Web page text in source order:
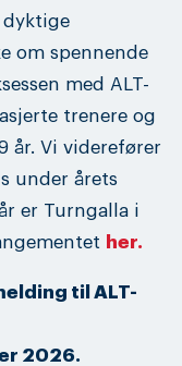
dyktige
om spennende
med ALT-
trenere og
år. Vi viderefører
under årets
er Turngalla i
her.
til ALT-
2026.